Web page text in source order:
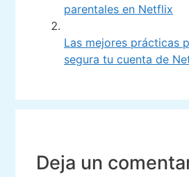
parentales en Netflix
Las mejores prácticas
segura tu cuenta de
Deja un